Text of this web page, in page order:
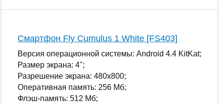
Смартфон Fly Cumulus 1 White [FS403]
Версия операционной системы: Android 4.4 KitKat;
Размер экрана: 4";
Разрешение экрана: 480x800;
Оперативная память: 256 Мб;
Флэш-память: 512 Мб;